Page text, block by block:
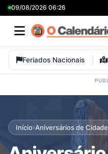
09/08/2026 06:26
Feriados Nacionais
Início›Aniversários de